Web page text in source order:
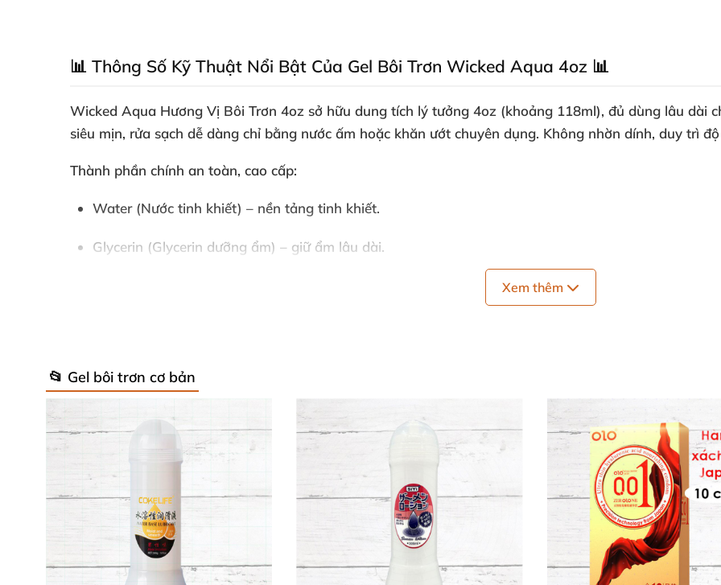
📊 Thông Số Kỹ Thuật Nổi Bật Của Gel Bôi Trơn Wicked Aqua 4oz 📊
Wicked Aqua Hương Vị Bôi Trơn 4oz sở hữu dung tích lý tưởng 4oz (khoảng 118ml), đủ dùng lâu dài
siêu mịn, rửa sạch dễ dàng chỉ bằng nước ấm hoặc khăn ướt chuyên dụng. Không nhờn dính, duy trì
Thành phần chính an toàn, cao cấp:
Water (Nước tinh khiết) – nền tảng tinh khiết.
Glycerin (Glycerin dưỡng ẩm) – giữ ẩm lâu dài.
Hydroxyethylcellulose (Chất làm đặc an toàn).
Tetrasodium EDTA (Chất ổn định).
Citric Acid (Axit citric cân bằng pH).
Sodium Benzoate & Potassium Sorbate (Chất bảo quản tự nhiên).
Flavor (Hương vị quyến rũ).
Xem thêm
📂 Gel bôi trơn cơ bản